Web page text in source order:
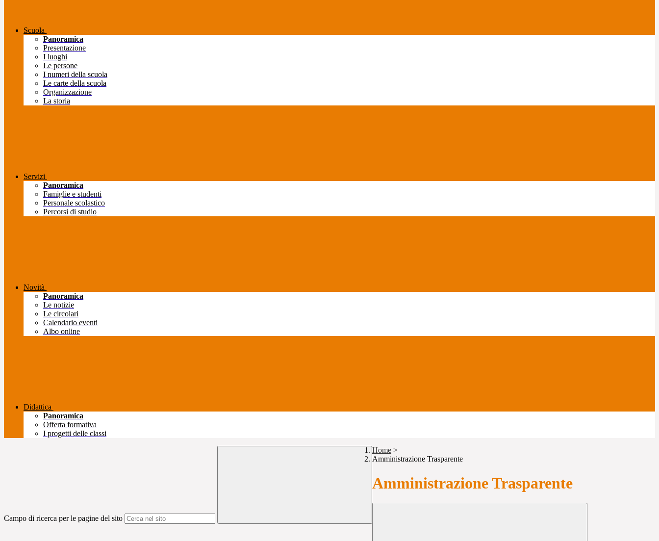
Scuola
Panoramica
Presentazione
I luoghi
Le persone
I numeri della scuola
Le carte della scuola
Organizzazione
La storia
Servizi
Panoramica
Famiglie e studenti
Personale scolastico
Percorsi di studio
Novità
Panoramica
Le notizie
Le circolari
Calendario eventi
Albo online
Didattica
Panoramica
Offerta formativa
I progetti delle classi
Campo di ricerca per le pagine del sito
Home >
Amministrazione Trasparente
Amministrazione Trasparente